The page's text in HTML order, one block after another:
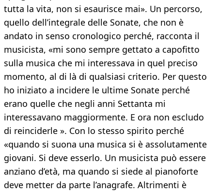
tutta la vita, non si esaurisce mai». Un percorso,
quello dell’integrale delle Sonate, che non è
andato in senso cronologico perché, racconta il
musicista, «mi sono sempre gettato a capofitto
sulla musica che mi interessava in quel preciso
momento, al di là di qualsiasi criterio. Per questo
ho iniziato a incidere le ultime Sonate perché
erano quelle che negli anni Settanta mi
interessavano maggiormente. E ora non escludo
di reinciderle ». Con lo stesso spirito perché
«quando si suona una musica si è assolutamente
giovani. Si deve esserlo. Un musicista può essere
anziano d’età, ma quando si siede al pianoforte
deve metter da parte l’anagrafe. Altrimenti è